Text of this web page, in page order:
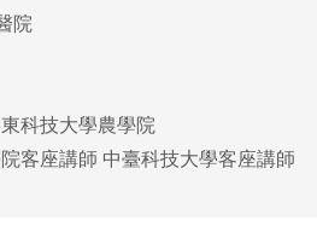
院
科技大學農學院
客座講師 中臺科技大學客座講師